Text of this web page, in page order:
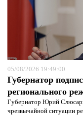
05/08/2026 19:49:00
Губернатор
регионального
Губернатор Юрий
чрезвычайной ситуации